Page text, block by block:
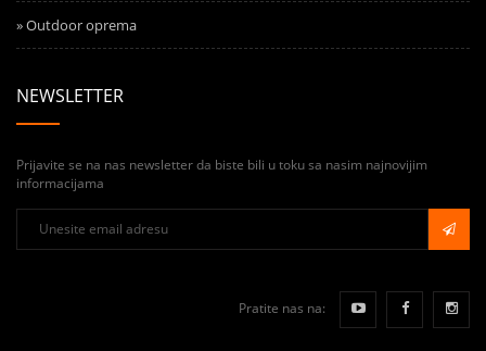
» Outdoor oprema
NEWSLETTER
Prijavite se na nas newsletter da biste bili u toku sa nasim najnovijim
informacijama
Pratite nas na: